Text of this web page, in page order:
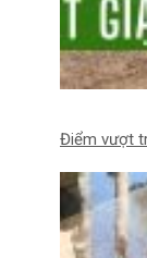
Điểm vượt